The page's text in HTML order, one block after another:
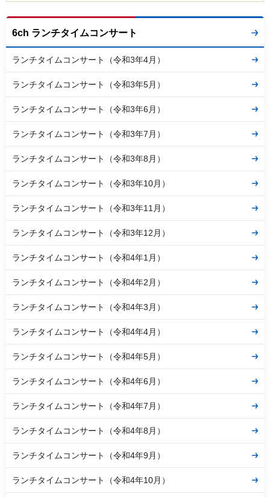
6ch ランチタイムコンサート
ランチタイムコンサート（令和3年4月）
ランチタイムコンサート（令和3年5月）
ランチタイムコンサート（令和3年6月）
ランチタイムコンサート（令和3年7月）
ランチタイムコンサート（令和3年8月）
ランチタイムコンサート（令和3年10月）
ランチタイムコンサート（令和3年11月）
ランチタイムコンサート（令和3年12月）
ランチタイムコンサート（令和4年1月）
ランチタイムコンサート（令和4年2月）
ランチタイムコンサート（令和4年3月）
ランチタイムコンサート（令和4年4月）
ランチタイムコンサート（令和4年5月）
ランチタイムコンサート（令和4年6月）
ランチタイムコンサート（令和4年7月）
ランチタイムコンサート（令和4年8月）
ランチタイムコンサート（令和4年9月）
ランチタイムコンサート（令和4年10月）